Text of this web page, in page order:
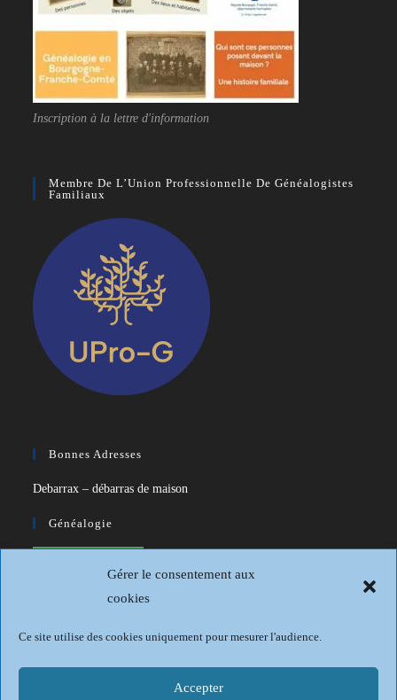
Gérer le consentement aux
cookies
Ce site utilise des cookies uniquement pour mesurer l'audience.
Accepter
Inscription à la lettre d'information
Membre De L’Union Professionnelle De Généalogistes
Familiaux
Bonnes Adresses
Debarrax – débarras de maison
Généalogie
Revue Française de Généalogie